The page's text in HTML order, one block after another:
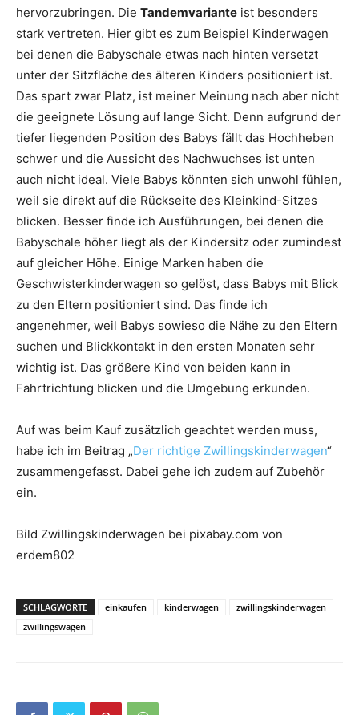
hervorzubringen. Die Tandemvariante ist besonders
stark vertreten. Hier gibt es zum Beispiel Kinderwagen
bei denen die Babyschale etwas nach hinten versetzt
unter der Sitzfläche des älteren Kinders positioniert ist.
Das spart zwar Platz, ist meiner Meinung nach aber nicht
die geeignete Lösung auf lange Sicht. Denn aufgrund der
tiefer liegenden Position des Babys fällt das Hochheben
schwer und die Aussicht des Nachwuchses ist unten
auch nicht ideal. Viele Babys könnten sich unwohl fühlen,
weil sie direkt auf die Rückseite des Kleinkind-Sitzes
blicken. Besser finde ich Ausführungen, bei denen die
Babyschale höher liegt als der Kindersitz oder zumindest
auf gleicher Höhe. Einige Marken haben die
Geschwisterkinderwagen so gelöst, dass Babys mit Blick
zu den Eltern positioniert sind. Das finde ich
angenehmer, weil Babys sowieso die Nähe zu den Eltern
suchen und Blickkontakt in den ersten Monaten sehr
wichtig ist. Das größere Kind von beiden kann in
Fahrtrichtung blicken und die Umgebung erkunden.
Auf was beim Kauf zusätzlich geachtet werden muss,
habe ich im Beitrag „Der richtige Zwillingskinderwagen“
zusammengefasst. Dabei gehe ich zudem auf Zubehör
ein.
Bild Zwillingskinderwagen bei pixabay.com von
erdem802
SCHLAGWORTE einkaufen kinderwagen
zwillingskinderwagen
zwillingswagen